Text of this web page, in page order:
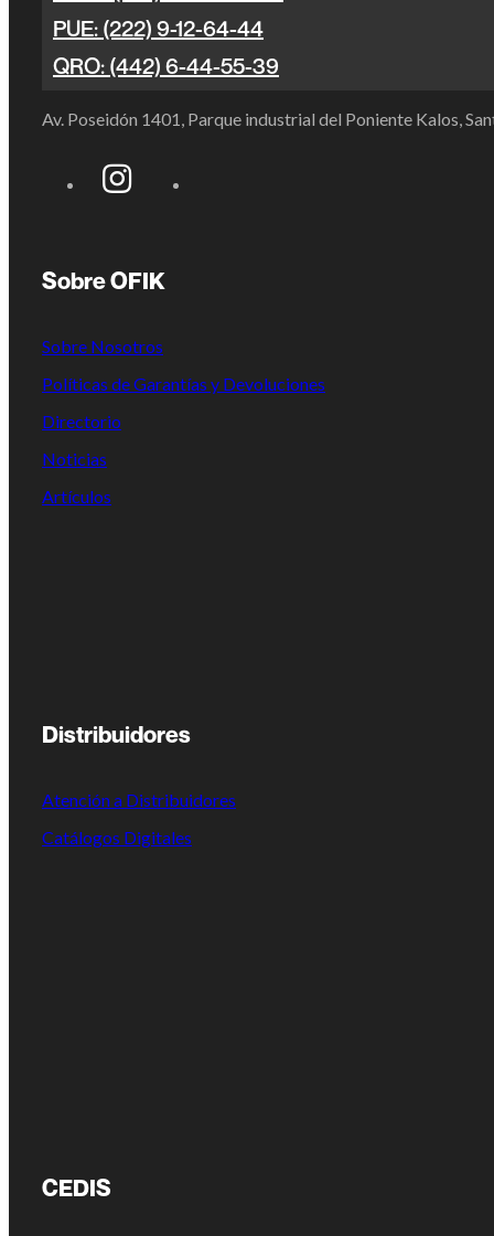
PUE: (222) 9-12-64-44
QRO: (442) 6-44-55-39
Av. Poseidón 1401, Parque industrial del Poniente Kalos,
Sobre OFIK
Sobre Nosotros
Políticas de Garantías y Devoluciones
Directorio
Noticias
Artículos
Distribuidores
Atención a Distribuidores
Catálogos Digitales
CEDIS